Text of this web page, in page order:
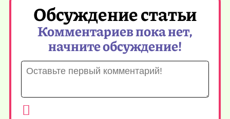
Обсуждение статьи
Комментариев пока нет,
начните обсуждение!